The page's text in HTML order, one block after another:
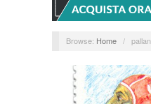
Browse: Home /